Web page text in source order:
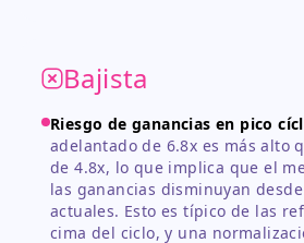
Bajista
Riesgo de ganancias en pico
adelantado de 6.8x es más alto
de 4.8x, lo que implica que el
las ganancias disminuyan
actuales. Esto es típico de las
cima del ciclo, y una